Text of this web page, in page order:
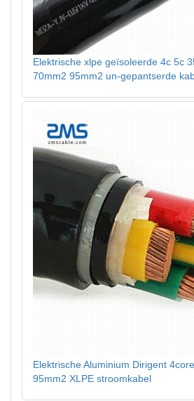
Elektrische xlpe geïsoleerde 4c 5c
70mm2 95mm2 un-gepantserde
Elektrische Aluminium Dirigent
95mm2 XLPE stroomkabel